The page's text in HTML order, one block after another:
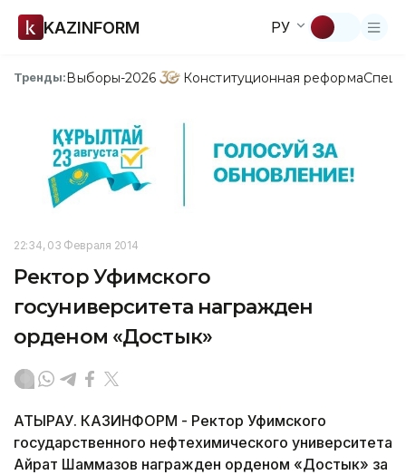
KAZINFORM РУ
Тренды:Выборы-2026 Конституционная реформа
22:34, 03 Февраля 2014
Ректор Уфимского
госуниверситета награжден
орденом «Достык»
АТЫРАУ. КАЗИНФОРМ - Ректор Уфимского
государственного нефтехимического университета
Айрат Шаммазов награжден орденом «Достык» за